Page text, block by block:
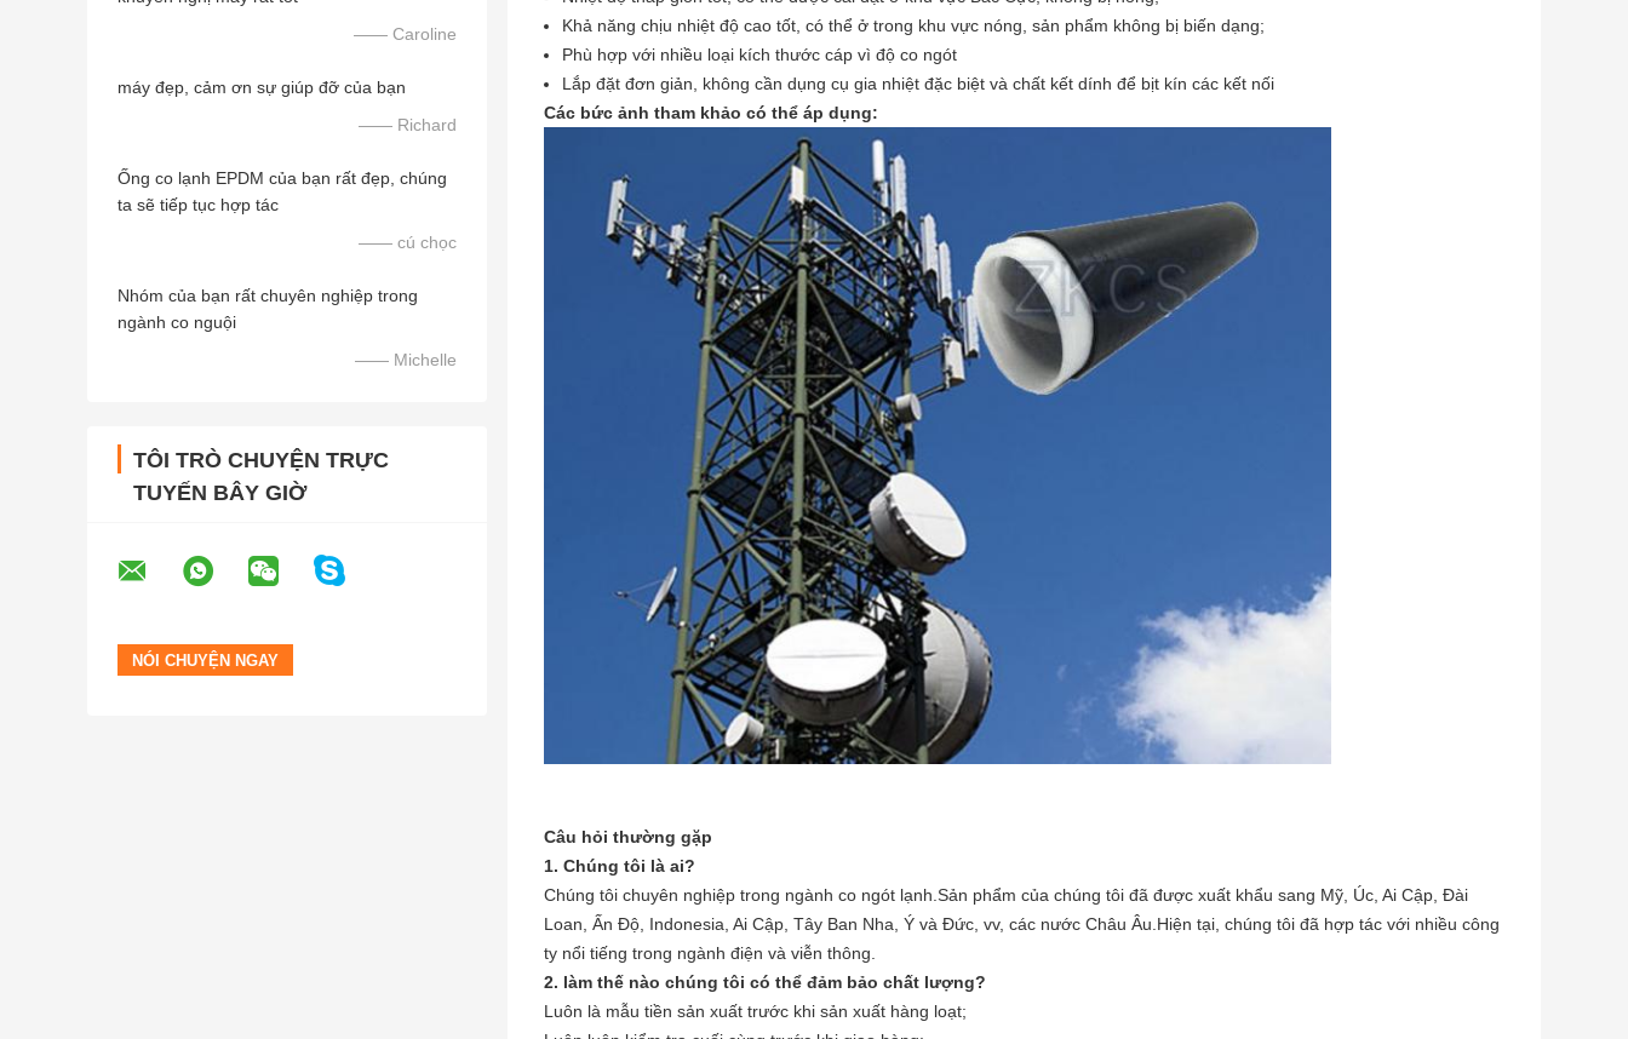
—— Caroline
máy đẹp, cảm ơn sự giúp đỡ của bạn
—— Richard
Ống co lạnh EPDM của bạn rất đẹp, chúng
ta sẽ tiếp tục hợp tác
—— cú chọc
Nhóm của bạn rất chuyên nghiệp trong
ngành co nguội
—— Michelle
TÔI TRÒ CHUYỆN TRỰC
TUYẾN BÂY GIỜ
Khả năng chịu nhiệt độ cao tốt, có thể ở trong khu vực nóng, sản phẩm không bị biến dạng;
Phù hợp với nhiều loại kích thước cáp vì độ co ngót
Lắp đặt đơn giản, không cần dụng cụ gia nhiệt đặc biệt và chất kết dính để bịt kín các kết nối
Các bức ảnh tham khảo có thể áp dụng:
Câu hỏi thường gặp
1. Chúng tôi là ai?
Chúng tôi chuyên nghiệp trong ngành co ngót lạnh.Sản phẩm của chúng tôi đã được xuất khẩu sang Mỹ, Úc, Ai Cập, Đài
Loan, Ấn Độ, Indonesia, Ai Cập, Tây Ban Nha, Ý và Đức, vv, các nước Châu Âu.Hiện tại, chúng tôi đã hợp tác với nhiều công
ty nổi tiếng trong ngành điện và viễn thông.
2. làm thế nào chúng tôi có thể đảm bảo chất lượng?
Luôn là mẫu tiền sản xuất trước khi sản xuất hàng loạt;